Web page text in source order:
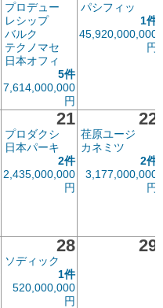
プロデュー
レシップ
バルク
テクノマセ
日本オフィ
5件
7,614,000,000
円
パシフィッ
1件
45,920,000,000
円
21
プロダクシ
日本パーキ
2件
2,435,000,000
円
22
荏原ユージ
カネミツ
2件
3,177,000,000
円
28
ソディック
1件
520,000,000
円
29